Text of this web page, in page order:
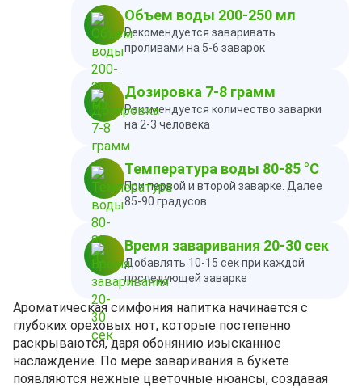
Объем воды 200-250 мл
Рекомендуется заваривать
проливами на 5-6 заварок
Дозировка 7-8 грамм
Рекомендуется количество заварки
на 2-3 человека
Температура воды 80-85 °C
При первой и второй заварке. Далее
85-90 градусов
Время заваривания 20-30 сек
Добавлять 10-15 сек при каждой
последующей заварке
Ароматическая симфония напитка начинается с
глубоких ореховых нот, которые постепенно
раскрываются, даря обонянию изысканное
наслаждение. По мере заваривания в букете
появляются нежные цветочные нюансы, создавая